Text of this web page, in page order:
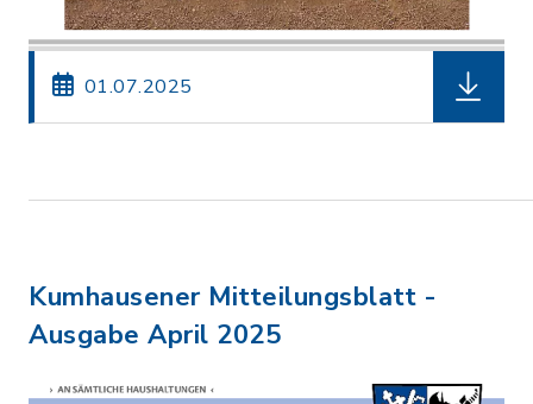
01.07.2025
Kumhausener Mitteilungsblatt -
Ausgabe April 2025